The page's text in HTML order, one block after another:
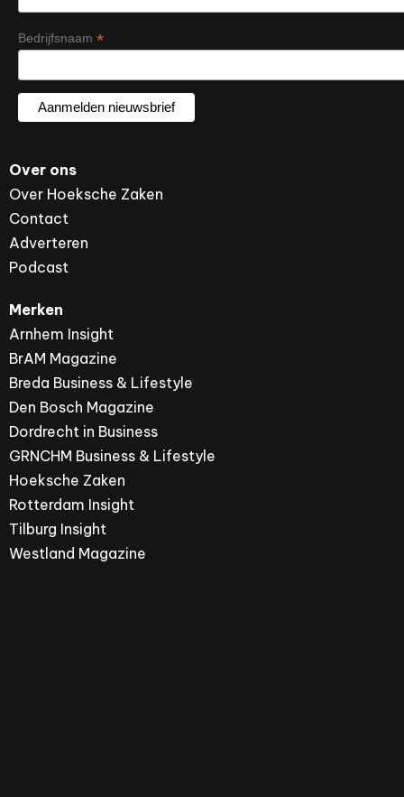
Bedrijfsnaam *
Over ons
Over Hoeksche Zaken
Contact
Adverteren
Podcast
Merken
Arnhem Insight
BrAM Magazine
Breda Business & Lifestyle
Den Bosch Magazine
Dordrecht in Business
GRNCHM Business & Lifestyle
Hoeksche Zaken
Rotterdam Insight
Tilburg Insight
Westland Magazine